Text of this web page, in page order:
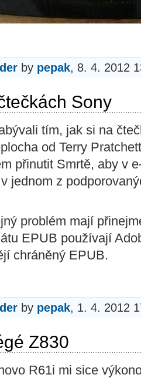
by pepak, 8. 4. 2012
Sony
tím, jak si na
od Terry
přinutit Smrtě, aby v
jednom z
problém mají
EPUB používají
chráněný EPUB.
by pepak, 1. 4. 2012
Z830
R61i mi sice